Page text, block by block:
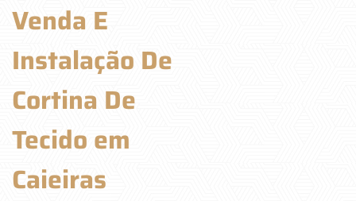
Venda E
Instalação De
Cortina De
Tecido em
Caieiras